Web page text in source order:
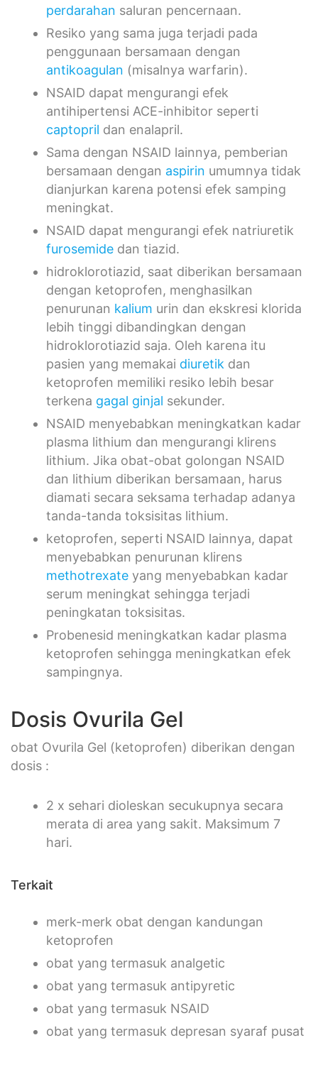
perdarahan saluran pencernaan.
Resiko yang sama juga terjadi pada
penggunaan bersamaan dengan
antikoagulan (misalnya warfarin).
NSAID dapat mengurangi efek
antihipertensi ACE-inhibitor seperti
captopril dan enalapril.
Sama dengan NSAID lainnya, pemberian
bersamaan dengan aspirin umumnya tidak
dianjurkan karena potensi efek samping
meningkat.
NSAID dapat mengurangi efek natriuretik
furosemide dan tiazid.
hidroklorotiazid, saat diberikan bersamaan
dengan ketoprofen, menghasilkan
penurunan kalium urin dan ekskresi klorida
lebih tinggi dibandingkan dengan
hidroklorotiazid saja. Oleh karena itu
pasien yang memakai diuretik dan
ketoprofen memiliki resiko lebih besar
terkena gagal ginjal sekunder.
NSAID menyebabkan meningkatkan kadar
plasma lithium dan mengurangi klirens
lithium. Jika obat-obat golongan NSAID
dan lithium diberikan bersamaan, harus
diamati secara seksama terhadap adanya
tanda-tanda toksisitas lithium.
ketoprofen, seperti NSAID lainnya, dapat
menyebabkan penurunan klirens
methotrexate yang menyebabkan kadar
serum meningkat sehingga terjadi
peningkatan toksisitas.
Probenesid meningkatkan kadar plasma
ketoprofen sehingga meningkatkan efek
sampingnya.
Dosis Ovurila Gel
obat Ovurila Gel (ketoprofen) diberikan dengan
dosis :
2 x sehari dioleskan secukupnya secara
merata di area yang sakit. Maksimum 7
hari.
Terkait
merk-merk obat dengan kandungan
ketoprofen
obat yang termasuk analgetic
obat yang termasuk antipyretic
obat yang termasuk NSAID
obat yang termasuk depresan syaraf pusat